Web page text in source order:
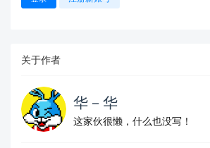
关于作者
华－华
这家伙很懒，什么也没写！